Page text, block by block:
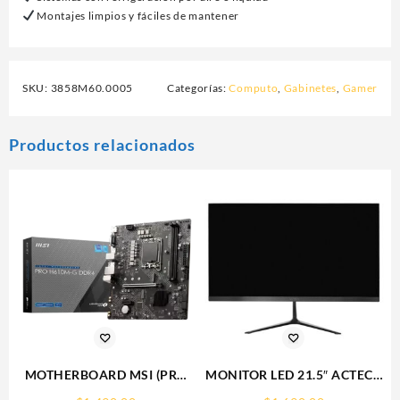
Montajes limpios y fáciles de mantener
SKU: 3858M60.0005 Categorías:Computo Gabinetes Gamer
Productos relacionados
MOTHERBOARD MSI (PRO
MONITOR LED 21.5″ ACTECK